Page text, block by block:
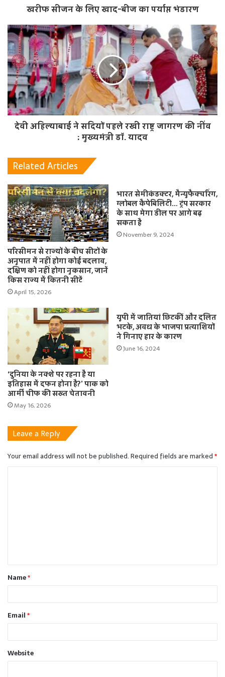
खरीफ सीजन के लिए खाद-बीज का पर्याप्त भंडारण
देवी अहिल्याबाई ने सदियों पहले रखी राष्ट्र जागरण की नींव
: मुख्यमंत्री डॉ. यादव
Related Articles
परिसीमन से राज्यों के बीच सीटों के
अनुपात में नहीं होगा कोई बदलाव,
दक्षिण को नहीं होगा नुकसान, जानें
किस राज्य में कितनी सीटें
April 15, 2026
भारत सेमीकंडक्टर, मैन्युफैक्चरिंग,
ग्लोबल कैपेबिलिटी… ट्रंप सरकार
के साथ मेगा डील पर आगे बढ़
सकता है
November 9, 2024
‘दुनिया के नक्शे पर रहना है या
इतिहास में दफन होना है?’ पाक को
आर्मी चीफ की सख्त चेतावनी
May 16, 2026
यूपी में जातियां छिटकीं और दलित
भटके, अवध के भाजपा प्रत्याशियों
ने गिनाए हार के कारण
June 16, 2024
Leave a Reply
Your email address will not be published.Required fields are marked*
t
*Name*
Email*
Website